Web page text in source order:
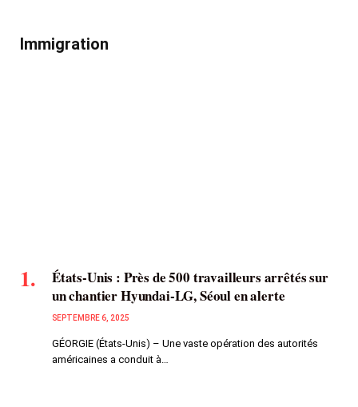
Immigration
États-Unis : Près de 500 travailleurs arrêtés sur
un chantier Hyundai-LG, Séoul en alerte
SEPTEMBRE 6, 2025
GÉORGIE (États-Unis) – Une vaste opération des autorités
américaines a conduit à…